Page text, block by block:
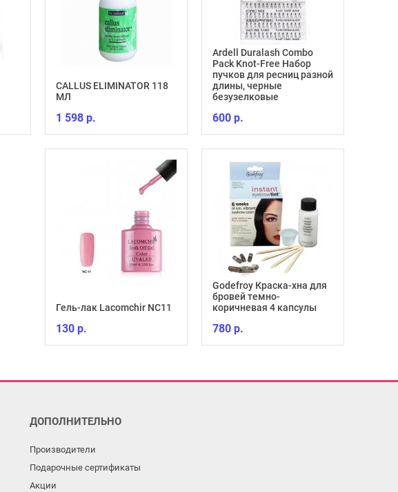
CALLUS ELIMINATOR 118
МЛ
1 598 р.
Гель-лак Lacomchir NC11
130 р.
Ardell Duralash Combo
Pack Knot-Free Набор
пучков для ресниц разной
длины, черные
безузелковые
600 р.
Godefroy Краска-хна для
бровей темно-
коричневая 4 капсулы
780 р.
ДОПОЛНИТЕЛЬНО
Производители
Подарочные сертификаты
Акции